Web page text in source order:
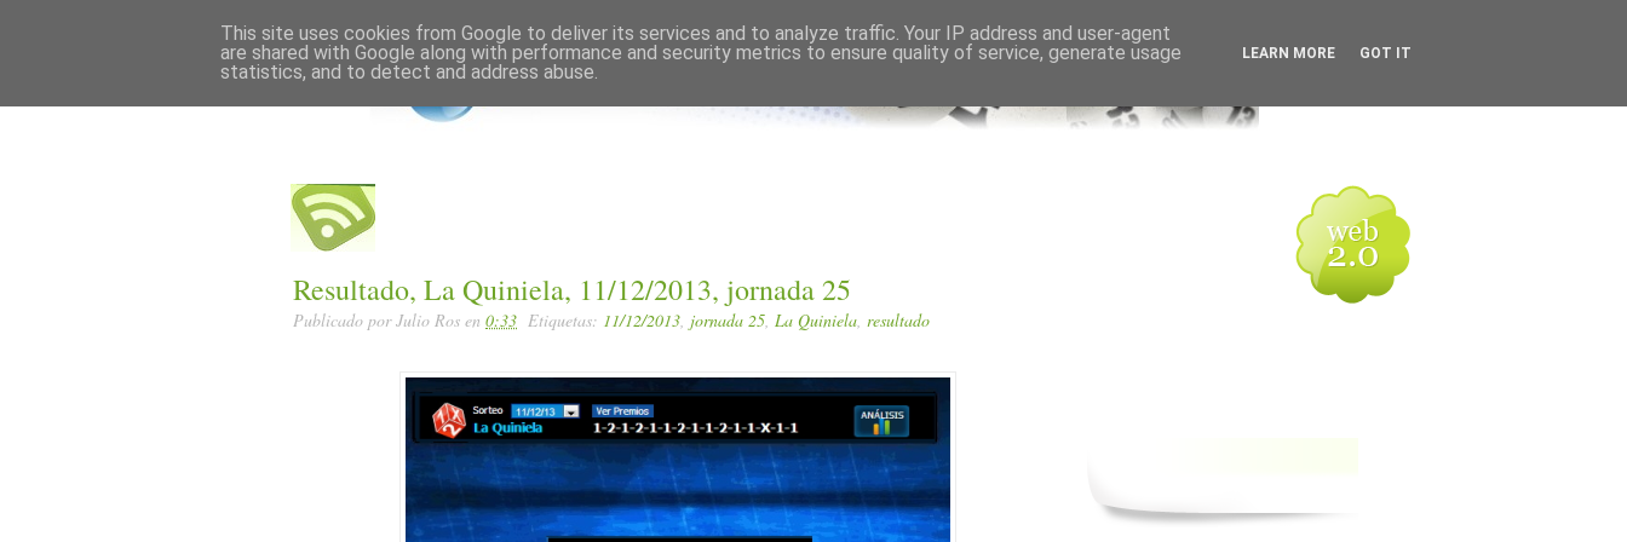
Resultado, La Quiniela, 11/12/2013, jornada 25
Publicado porJulio Ros en 0:33 Etiquetas: 11/12/2013, jornada 25, La Quiniela, resultado
This site uses cookies from Google to deliver its services and to analyze traffic. Your IP address and user-agent
are shared with Google along with performance and security metrics to ensure quality of service, generate usage
statistics, and to detect and address abuse.
LEARN MORE GOT IT